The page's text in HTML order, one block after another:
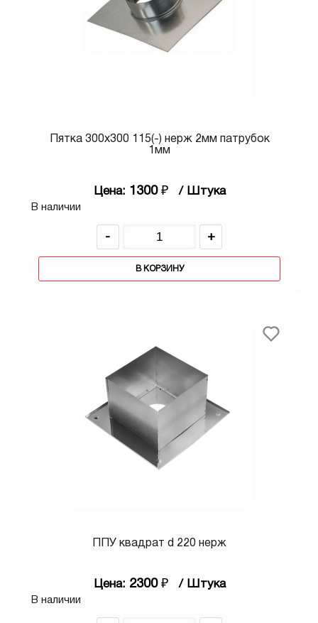
Пятка 300х300 115(-) нерж 2мм патрубок
1мм
Цена: 1300 ₽ / Штука
В наличии
- +
В КОРЗИНУ
ППУ квадрат d 220 нерж
Цена: 2300 ₽ / Штука
В наличии